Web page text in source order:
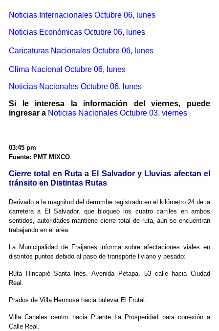
Noticias Internacionales Octubre 06, lunes
Noticias Económicas Octubre 06, lunes
Caricaturas Nacionales Octubre 06, lunes
Clima Nacional Octubre 06, lunes
Noticias Nacionales Octubre 06, lunes
Si le interesa la información del viernes, puede
ingresar a Noticias Nacionales Octubre 03, viernes
03:45 pm
Fuente: PMT MIXCO
Cierre total en Ruta a El Salvador y Lluvias afectan el
tránsito en Distintas Rutas
Derivado a la magnitud del derrumbe registrado en el kilómetro 24 de la
carretera a El Salvador, que bloqueó los cuatro carriles en ambos
sentidos, autoridades mantiene cierre total de ruta, aún se encuentran
trabajando en el área.
La Municipalidad de Fraijanes informa sobre afectaciones viales en
distintos puntos debido al paso de transporte liviano y pesado:
Ruta Hincapié–Santa Inés. Avenida Petapa, 53 calle hacia Ciudad
Real.
Prados de Villa Hermosa hacia bulevar El Frutal.
Villa Canales centro hacia Puente La Prosperidad para conexión a
Calle Real.